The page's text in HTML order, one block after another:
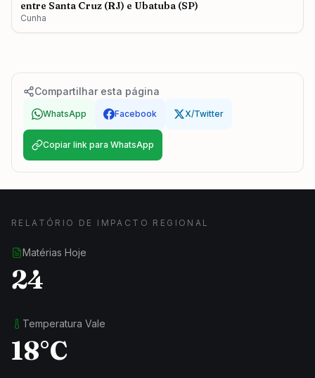
entre Santa Cruz (RJ) e Ubatuba (SP)
Cunha
Compartilhar esta página
WhatsApp Facebook X/Twitter
Copiar link para WhatsApp
RELATÓRIO DE IMPACTO REGIONAL
Matérias Hoje
24
Temperatura Vale
18°C